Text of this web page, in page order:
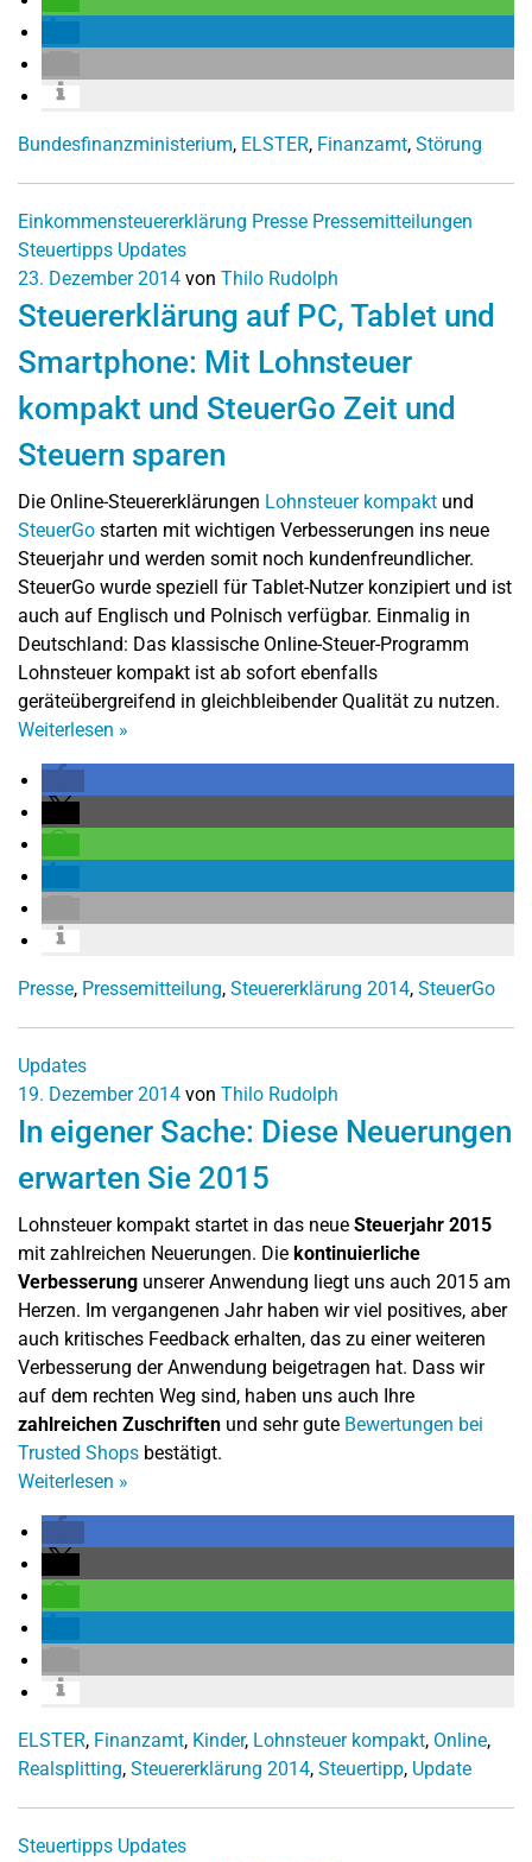
Bundesfinanzministerium, ELSTER, Finanzamt, Störung
Einkommensteuererklärung Presse Pressemitteilungen
Steuertipps Updates
23. Dezember 2014 von Thilo Rudolph
Steuererklärung auf PC, Tablet und
Smartphone: Mit Lohnsteuer
kompakt und SteuerGo Zeit und
Steuern sparen
Die Online-Steuererklärungen Lohnsteuer kompakt und
SteuerGo starten mit wichtigen Verbesserungen ins neue
Steuerjahr und werden somit noch kundenfreundlicher.
SteuerGo wurde speziell für Tablet-Nutzer konzipiert und ist
auch auf Englisch und Polnisch verfügbar. Einmalig in
Deutschland: Das klassische Online-Steuer-Programm
Lohnsteuer kompakt ist ab sofort ebenfalls
geräteübergreifend in gleichbleibender Qualität zu nutzen.
Weiterlesen »
Presse, Pressemitteilung, Steuererklärung 2014, SteuerGo
Updates
19. Dezember 2014 von Thilo Rudolph
In eigener Sache: Diese Neuerungen
erwarten Sie 2015
Lohnsteuer kompakt startet in das neue Steuerjahr 2015
mit zahlreichen Neuerungen. Die kontinuierliche
Verbesserung unserer Anwendung liegt uns auch 2015 am
Herzen. Im vergangenen Jahr haben wir viel positives, aber
auch kritisches Feedback erhalten, das zu einer weiteren
Verbesserung der Anwendung beigetragen hat. Dass wir
auf dem rechten Weg sind, haben uns auch Ihre
zahlreichen Zuschriften und sehr gute Bewertungen bei
Trusted Shops bestätigt.
Weiterlesen »
ELSTER, Finanzamt, Kinder, Lohnsteuer kompakt, Online,
Realsplitting, Steuererklärung 2014, Steuertipp, Update
Steuertipps Updates